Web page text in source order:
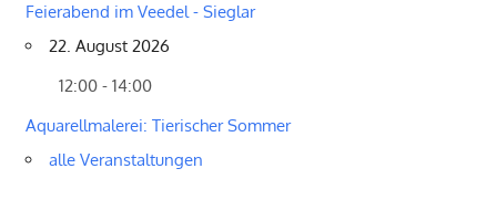
Feierabend im Veedel - Sieglar
22. August 2026
12:00 - 14:00
Aquarellmalerei: Tierischer Sommer
alle Veranstaltungen